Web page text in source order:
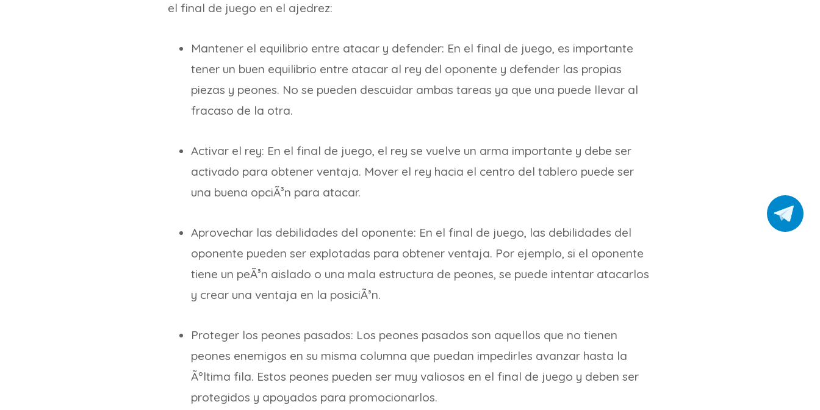
el final de juego en el ajedrez:
Mantener el equilibrio entre atacar y defender: En el final de juego, es importante
tener un buen equilibrio entre atacar al rey del oponente y defender las propias
piezas y peones. No se pueden descuidar ambas tareas ya que una puede llevar al
fracaso de la otra.
Activar el rey: En el final de juego, el rey se vuelve un arma importante y debe ser
activado para obtener ventaja. Mover el rey hacia el centro del tablero puede ser
una buena opciÃ³n para atacar.
Aprovechar las debilidades del oponente: En el final de juego, las debilidades del
oponente pueden ser explotadas para obtener ventaja. Por ejemplo, si el oponente
tiene un peÃ³n aislado o una mala estructura de peones, se puede intentar atacarlos
y crear una ventaja en la posiciÃ³n.
Proteger los peones pasados: Los peones pasados son aquellos que no tienen
peones enemigos en su misma columna que puedan impedirles avanzar hasta la
Ãºltima fila. Estos peones pueden ser muy valiosos en el final de juego y deben ser
protegidos y apoyados para promocionarlos.